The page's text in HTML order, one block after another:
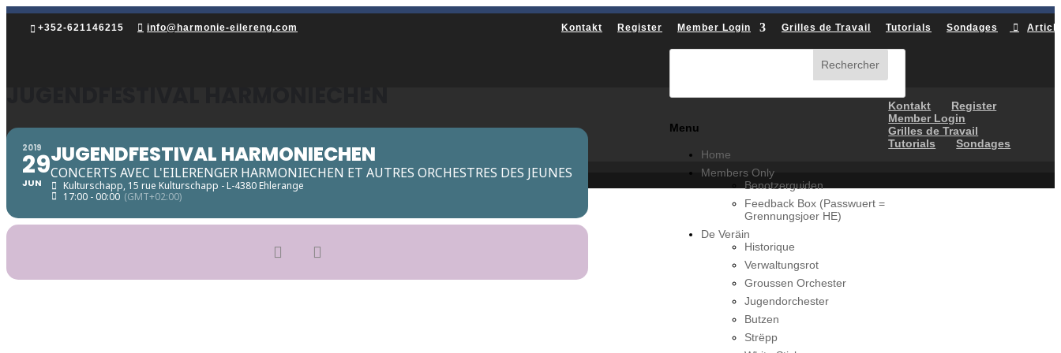
+352-621146215 info@harmonie-eilereng.com Kontakt Register Member Login Grilles de Travail Tutorials Sondages
2019
29
JUN
JUGENDFESTIVAL HARMONIECHEN
CONCERTS AVEC L'EILERENGER HARMONIECHEN ET AUTRES ORCHESTRES DES JEUNES
Kulturschapp, 15 rue Kulturschapp - L-4380 Ehlerange
17:00 - 00:00 (GMT+02:00)
Menu
Home
Members Only
Benotzerguiden
Feedback Box (Passwuert =
Grennungsjoer HE)
De Veräin
Historique
Verwaltungsrot
Groussen Orchester
Jugendorchester
Butzen
Strëpp
Kontakt
Register
Member Login
Grilles de Travail
Tutorials
Sondages